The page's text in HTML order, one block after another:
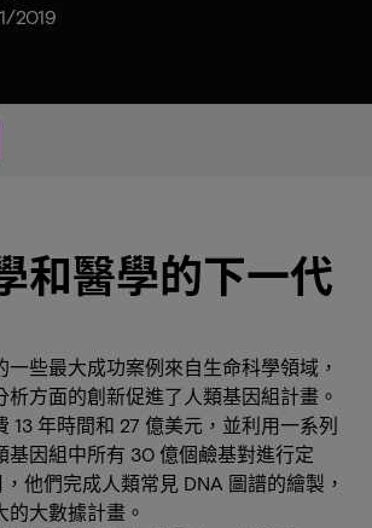
2019
和醫學的下一代
一些最大成功案例來自生命科學領域，
析方面的創新促進了人類基因組計畫。
13 年時間和 27 億美元，並利用一系列
基因組中所有 30 億個鹼基對進行定
他們完成人類常見 DNA 圖譜的繪製，
大數據計畫。